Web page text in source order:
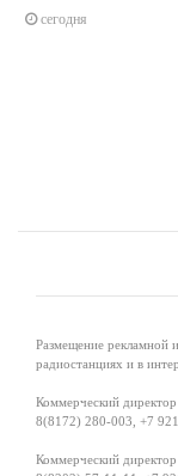
сегодня
Размещение рекламной
радиостанциях и в
Коммерческий
8(8172) 280-003, +7
Коммерческий